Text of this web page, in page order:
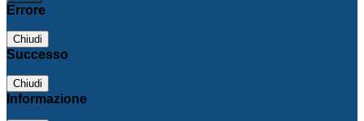
Errore
Chiudi
Successo
Chiudi
Informazione